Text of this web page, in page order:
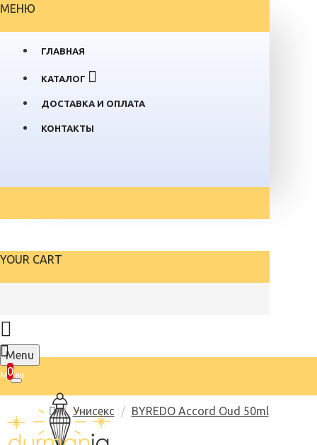
МЕНЮ
ГЛАВНАЯ
КАТАЛОГ
ДОСТАВКА И ОПЛАТА
КОНТАКТЫ
YOUR CART
Menu
0
Унисекс BYREDO Accord Oud 50ml